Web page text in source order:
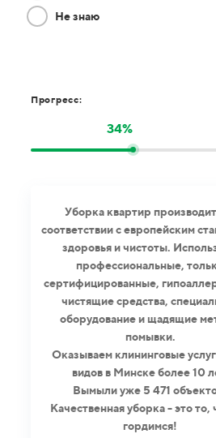
Не знаю
Прогресс:
34%
Уборка квартир
соответствии с европейским
здоровья и чистоты.
профессиональные,
сертифицированные,
чистящие средства,
оборудование и щадящие
помывки.
Оказываем клининговые
видов в Минске более 10
Вымыли уже 5 471
Качественная уборка - это то,
гордимся!